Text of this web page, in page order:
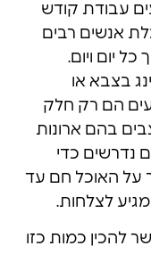
עבודת קודש
אנשים רבים
יום ויום.
בצבא או
הם רק חלק
בהם ארונות
נדרשים כדי
על האוכל חם עד
לצלחות.
להכין כמות כזו